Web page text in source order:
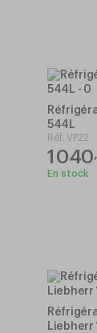
544L
Réf. VP22
1 040,
En stock
Liebherr